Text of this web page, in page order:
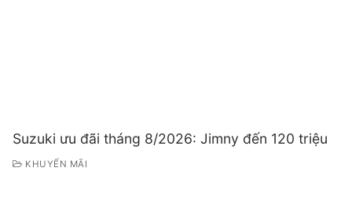
Suzuki ưu đãi tháng 8/2026: Jimny đến 120 triệu
KHUYẾN MÃI